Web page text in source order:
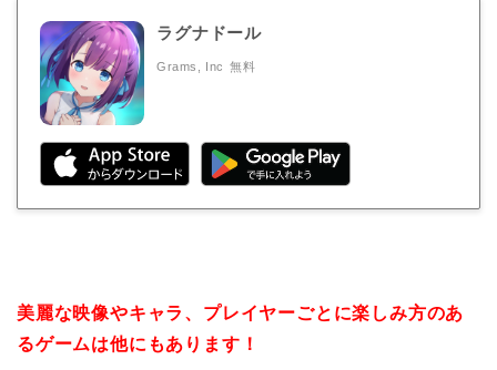
ラグナドール
Grams, Inc 無料
美麗な映像やキャラ、プレイヤーごとに楽しみ方のあ
るゲームは他にもあります！